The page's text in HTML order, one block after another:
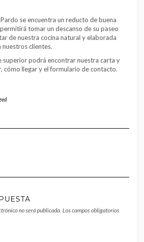
se encuentra un reducto de buena
tomar un descanso de su paseo
de nuestra cocina natural y elaborada
clientes.
superior podrá encontrar nuestra carta y
cómo llegar y el formulario de contacto.
no será publicada. Los campos obligatorios